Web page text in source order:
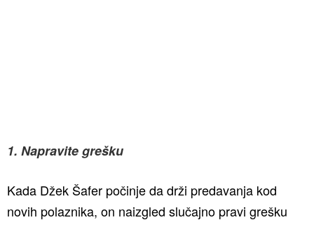
1. Napravite grešku
Kada Džek Šafer počinje da drži predavanja kod
novih polaznika, on naizgled slučajno pravi grešku